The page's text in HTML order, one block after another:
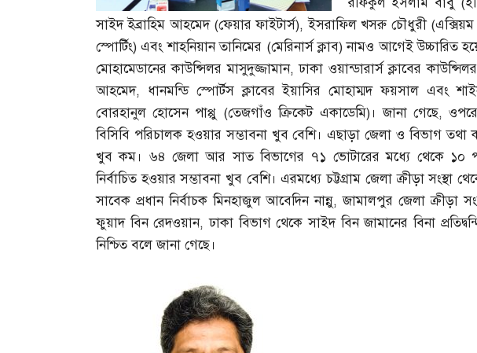
সাইদ ইব্রাহিম আহমেদ (ফেয়ার ফাইটার্স),ইসরাফিল খসরু চৌধুরী (এক্সিয়ম
স্পোর্টিং)এবং শাহনিয়ান তানিমের (মেরিনার্স ক্লাব)নামও আগেই উচ্চারিত
মোহামেডানের কাউন্সিলর মাসুদুজ্জামান,ঢাকা ওয়ান্ডারার্স ক্লাবের
আহমেদ, ধানমন্ডি স্পোর্টস ক্লাবের ইয়াসির মোহাম্মদ ফয়সাল এবং
বোরহানুল হোসেন পাপ্পু (তেজগাঁও ক্রিকেট একাডেমি)। জানা গেছে,
বিসিবি পরিচালক হওয়ার সম্ভাবনা খুব বেশি। এছাড়া জেলা ও বিভাগ তথা
খুব কম। ৬৪ জেলা আর সাত বিভাগের ৭১ ভোটারের মধ্যে থেকে ১০
নির্বাচিত হওয়ার সম্ভাবনা খুব বেশি। এরমধ্যে চট্টগ্রাম জেলা ক্রীড়া
সাবেক প্রধান নির্বাচক মিনহাজুল আবেদিন নান্নু,জামালপুর জেলা ক্রীড়া
ফুয়াদ বিন রেদওয়ান,ঢাকা বিভাগ থেকে সাইদ বিন জামানের বিনা
নিশ্চিত বলে জানা গেছে।